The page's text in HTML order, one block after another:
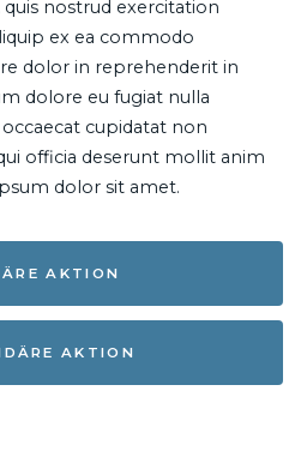
nostrud exercitation
ex ea commodo
dolor in reprehenderit in
dolore eu fugiat nulla
cupidatat non
officia deserunt mollit anim
dolor sit amet.
AKTION
AKTION